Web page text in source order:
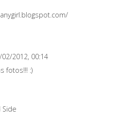
02/2012, 00:14
fotos!!! :)
Side